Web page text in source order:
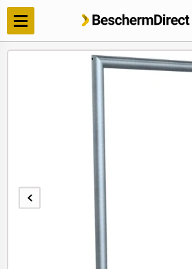
Meteen
naar de
content